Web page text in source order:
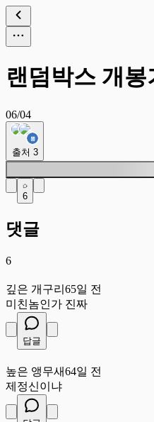
랜덤박스 개봉
06/04
출처 3
6
댓글
6
깊은 개구리 65일 전
미친놈인가 진짜
답글
높은 앵무새64일 전
제정신이냐